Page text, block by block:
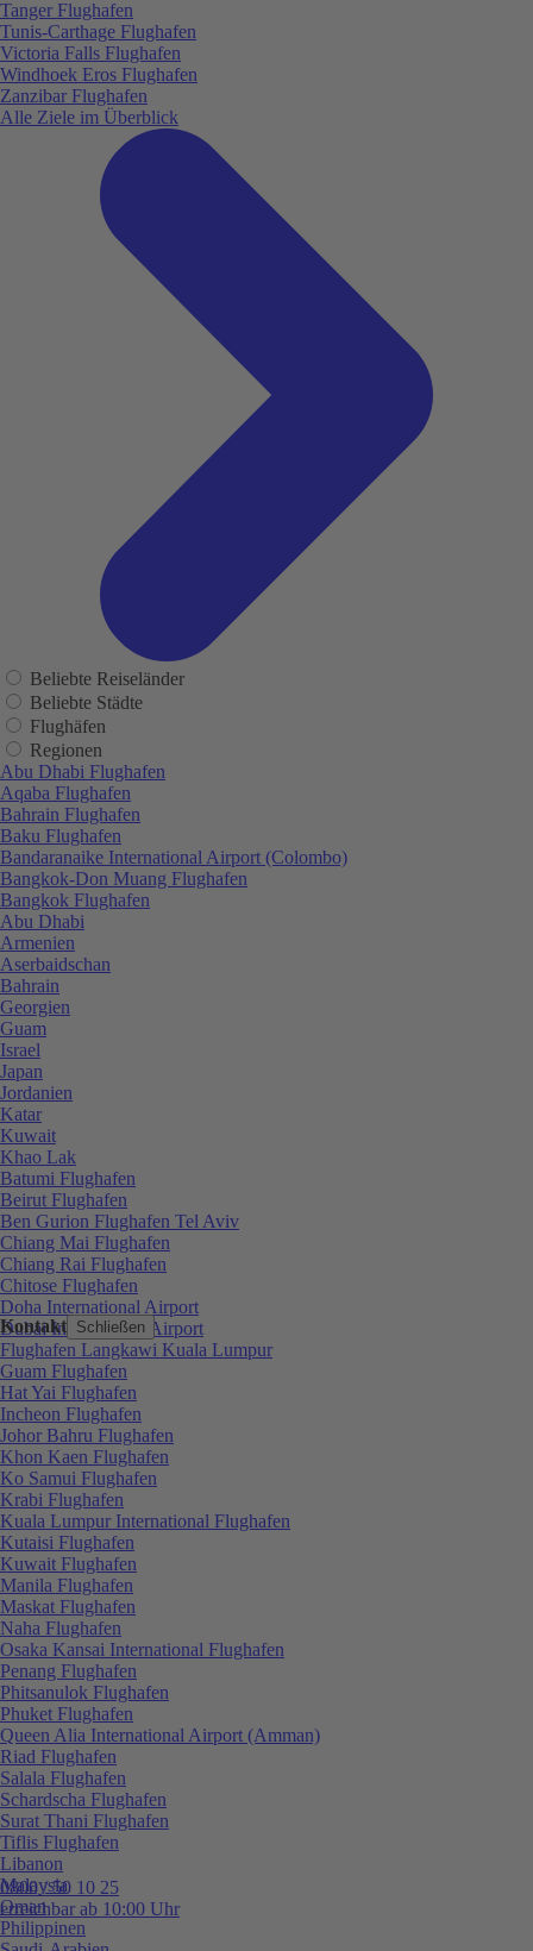
Kontakt Schließen
0800 / 50 10 25
erreichbar ab 10:00 Uhr
Tanger Flughafen
Tunis-Carthage Flughafen
Victoria Falls Flughafen
Windhoek Eros Flughafen
Zanzibar Flughafen
Alle Ziele im Überblick
Beliebte Reiseländer
Beliebte Städte
Flughäfen
Regionen
Abu Dhabi Flughafen
Aqaba Flughafen
Bahrain Flughafen
Baku Flughafen
Bandaranaike International Airport (Colombo)
Bangkok-Don Muang Flughafen
Bangkok Flughafen
Abu Dhabi
Armenien
Aserbaidschan
Bahrain
Georgien
Guam
Israel
Japan
Jordanien
Katar
Kuwait
Khao Lak
Batumi Flughafen
Beirut Flughafen
Ben Gurion Flughafen Tel Aviv
Chiang Mai Flughafen
Chiang Rai Flughafen
Chitose Flughafen
Doha International Airport
Dubai International Airport
Flughafen Langkawi Kuala Lumpur
Guam Flughafen
Hat Yai Flughafen
Incheon Flughafen
Johor Bahru Flughafen
Khon Kaen Flughafen
Ko Samui Flughafen
Krabi Flughafen
Kuala Lumpur International Flughafen
Kutaisi Flughafen
Kuwait Flughafen
Manila Flughafen
Maskat Flughafen
Naha Flughafen
Osaka Kansai International Flughafen
Penang Flughafen
Phitsanulok Flughafen
Phuket Flughafen
Queen Alia International Airport (Amman)
Riad Flughafen
Salala Flughafen
Schardscha Flughafen
Surat Thani Flughafen
Tiflis Flughafen
Libanon
Malaysia
Oman
Philippinen